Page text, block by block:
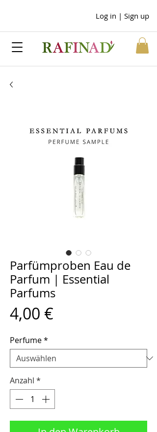
Log in | Sign up
Parfümproben Eau de
Parfum | Essential
Parfums
4,00 €
Perfume*
Anzahl *